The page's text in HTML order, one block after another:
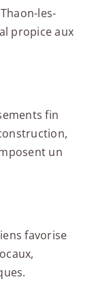
les-
propice aux
fin
un
favorise